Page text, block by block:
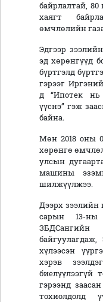
байрлалтай,
хаягт
өмчлөлийн
Эдгээр
эд хөрөнгүүд
бүртгэлд
гэрээг
д “Ипотек нь
үүснэ” гэж
байна.
Мөн 2018 оны
хөрөнгө
улсын
машины
шилжүүлжээ.
Дээрх зээлийн
сарын 13-ны
хүлээсэн
хэрэв
биелүүлээгүй
гэрээнд
тохиолдолд